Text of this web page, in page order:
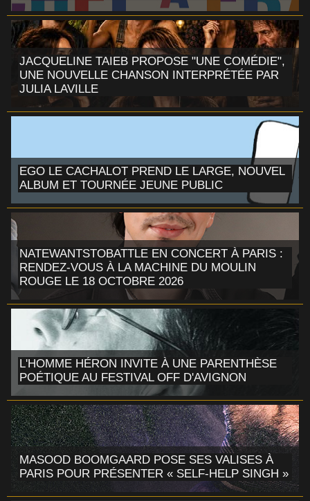
JACQUELINE TAIEB PROPOSE "UNE COMÉDIE",
UNE NOUVELLE CHANSON INTERPRÉTÉE PAR
JULIA LAVILLE
EGO LE CACHALOT PREND LE LARGE, NOUVEL
ALBUM ET TOURNÉE JEUNE PUBLIC
NATEWANTSTOBATTLE EN CONCERT À PARIS :
RENDEZ-VOUS À LA MACHINE DU MOULIN
ROUGE LE 18 OCTOBRE 2026
L'HOMME HÉRON INVITE À UNE PARENTHÈSE
POÉTIQUE AU FESTIVAL OFF D'AVIGNON
MASOOD BOOMGAARD POSE SES VALISES À
PARIS POUR PRÉSENTER « SELF-HELP SINGH »